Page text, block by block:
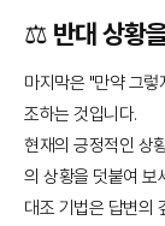
⚖️ 반대 상황
마지막은 "만약 그
조하는 것입니다.
현재의 긍정적인 상
의 상황을 덧붙여 보
대조 기법은 답변의